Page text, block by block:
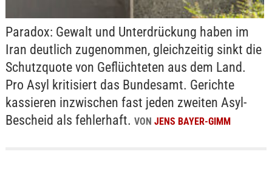
Paradox: Gewalt und Unterdrückung haben im
Iran deutlich zugenommen, gleichzeitig sinkt die
Schutzquote von Geflüchteten aus dem Land.
Pro Asyl kritisiert das Bundesamt. Gerichte
kassieren inzwischen fast jeden zweiten Asyl-
Bescheid als fehlerhaft. VON JENS BAYER-GIMM